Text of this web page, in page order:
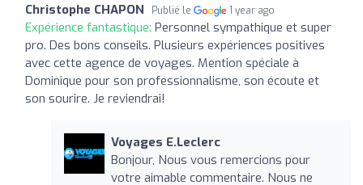
Christophe CHAPON Publié le 1 year ago
Expérience fantastique: Personnel sympathique et super
pro. Des bons conseils. Plusieurs expériences positives
avec cette agence de voyages. Mention spéciale à
Dominique pour son professionnalisme, son écoute et
son sourire. Je reviendrai!
Voyages E.Leclerc
Bonjour, Nous vous remercions pour
votre aimable commentaire. Nous ne